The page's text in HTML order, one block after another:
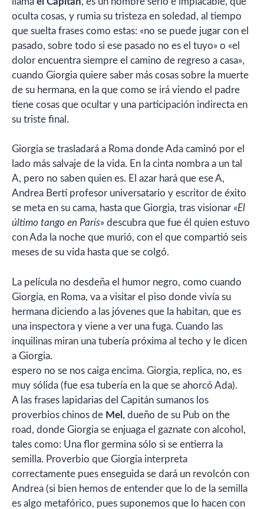
oculta cosas, y rumia su tristeza en soledad, al tiempo
que suelta frases como estas: «no se puede jugar con el
pasado, sobre todo si ese pasado no es el tuyo» o «el
dolor encuentra siempre el camino de regreso a casa»,
cuando Giorgia quiere saber más cosas sobre la muerte
de su hermana, en la que como se irá viendo el padre
tiene cosas que ocultar y una participación indirecta en
su triste final.
Giorgia se trasladará a Roma donde Ada caminó por el
lado más salvaje de la vida. En la cinta nombra a un tal
A, pero no saben quien es. El azar hará que ese A,
Andrea Berti profesor universatario y escritor de éxito
se meta en su cama, hasta que Giorgia, tras visionar «El
último tango en París» descubra que fue él quien estuvo
con Ada la noche que murió, con el que compartió seis
meses de su vida hasta que se colgó.
La película no desdeña el humor negro, como cuando
Giorgia, en Roma, va a visitar el piso donde vivía su
hermana diciendo a las jóvenes que la habitan, que es
una inspectora y viene a ver una fuga. Cuando las
inquilinas miran una tubería próxima al techo y le dicen
a Giorgia.
espero no se nos caiga encima. Giorgia, replica, no, es
muy sólida (fue esa tubería en la que se ahorcó Ada).
A las frases lapidarias del Capitán sumanos los
proverbios chinos de Mel , dueño de su Pub on the
road, donde Giorgia se enjuaga el gaznate con alcohol,
tales como: Una flor germina sólo si se entierra la
semilla. Proverbio que Giorgia interpreta
correctamente pues enseguida se dará un revolcón con
Andrea (si bien hemos de entender que lo de la semilla
es algo metafórico, pues suponemos que lo hacen con